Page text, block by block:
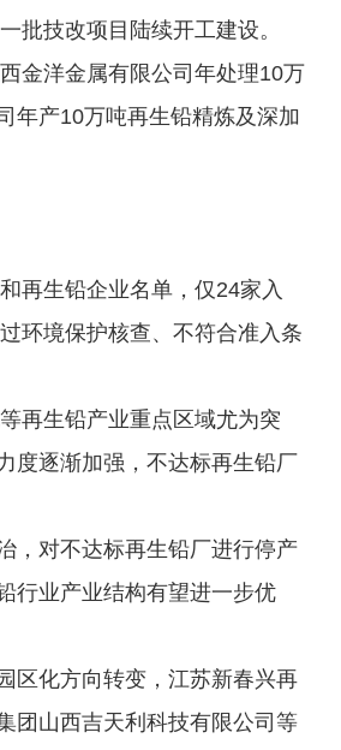
批技改项目陆续开工建设。
金洋金属有限公司年处理10万
年产10万吨再生铅精炼及深加
生铅企业名单，仅24家入
环境保护核查、不符合准入条
再生铅产业重点区域尤为突
度逐渐加强，不达标再生铅厂
对不达标再生铅厂进行停产
行业产业结构有望进一步优
化方向转变，江苏新春兴再
团山西吉天利科技有限公司等